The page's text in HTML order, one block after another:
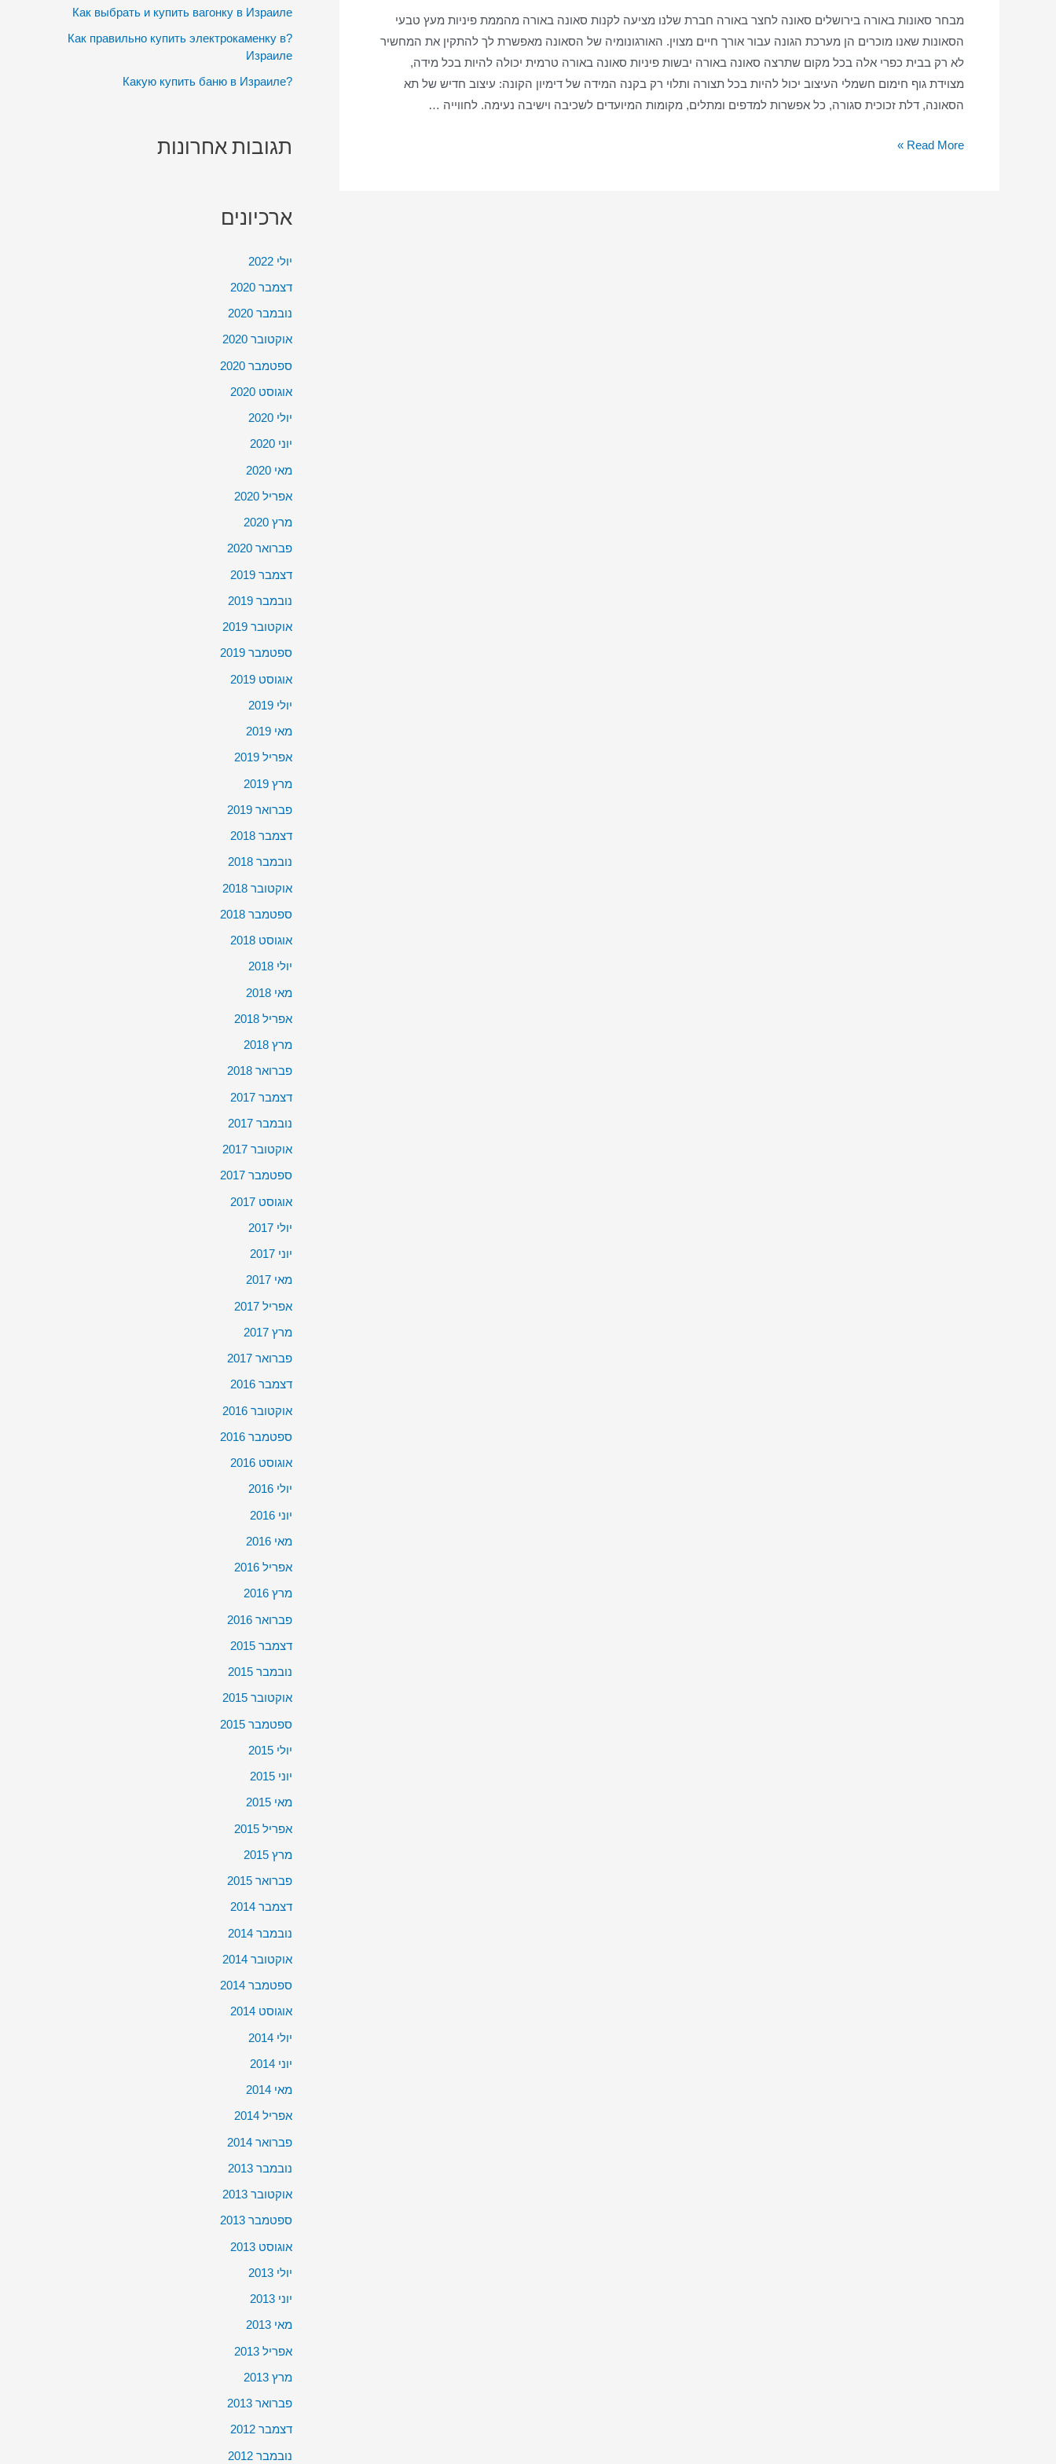
מבחר סאונות באורה בירושלים סאונה לחצר באורה חברת שלנו מציעה לקנות סאונה באורה מהממת פיניות מעץ טבעי
הסאונות שאנו מוכרים הן מערכת הגונה עבור אורך חיים מצוין. האורגונומיה של הסאונה מאפשרת לך להתקין את המחשיר
לא רק בבית כפרי אלה בכל מקום שתרצה סאונה באורה יבשות פיניות סאונה באורה טרמית יכולה להיות בכל מידה,
מצוידת גוף חימום חשמלי העיצוב יכול להיות בכל תצורה ותלוי רק בקנה המידה של דימיון הקונה: עיצוב חדיש של תא
הסאונה, דלת זכוכית סגורה, כל אפשרות למדפים ומתלים, מקומות המיועדים לשכיבה וישיבה נעימה. לחווייה …
סאונה
Read More »
:
Как выбрать и купить вагонку в Израиле
?Как правильно купить электрокаменку в
Израиле
?Какую купить баню в Израиле
תגובות אחרונות
ארכיונים
יולי 2022
דצמבר 2020
נובמבר 2020
אוקטובר 2020
ספטמבר 2020
אוגוסט 2020
יולי 2020
יוני 2020
מאי 2020
אפריל 2020
מרץ 2020
פברואר 2020
דצמבר 2019
נובמבר 2019
אוקטובר 2019
ספטמבר 2019
אוגוסט 2019
יולי 2019
מאי 2019
אפריל 2019
מרץ 2019
פברואר 2019
דצמבר 2018
נובמבר 2018
אוקטובר 2018
ספטמבר 2018
אוגוסט 2018
יולי 2018
מאי 2018
אפריל 2018
מרץ 2018
פברואר 2018
דצמבר 2017
נובמבר 2017
אוקטובר 2017
ספטמבר 2017
אוגוסט 2017
יולי 2017
יוני 2017
מאי 2017
אפריל 2017
מרץ 2017
פברואר 2017
דצמבר 2016
אוקטובר 2016
ספטמבר 2016
אוגוסט 2016
יולי 2016
יוני 2016
מאי 2016
אפריל 2016
מרץ 2016
פברואר 2016
דצמבר 2015
נובמבר 2015
אוקטובר 2015
ספטמבר 2015
יולי 2015
יוני 2015
מאי 2015
אפריל 2015
מרץ 2015
פברואר 2015
דצמבר 2014
נובמבר 2014
אוקטובר 2014
ספטמבר 2014
אוגוסט 2014
יולי 2014
יוני 2014
מאי 2014
אפריל 2014
פברואר 2014
נובמבר 2013
אוקטובר 2013
ספטמבר 2013
אוגוסט 2013
יולי 2013
יוני 2013
מאי 2013
אפריל 2013
מרץ 2013
פברואר 2013
דצמבר 2012
נובמבר 2012